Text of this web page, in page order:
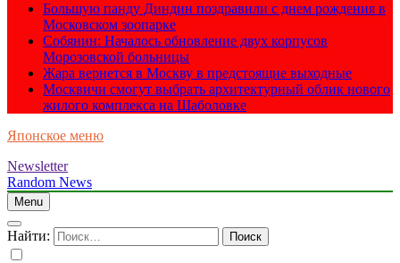
Большую панду Диндин поздравили с днем рождения в
Московском зоопарке
Собянин: Началось обновление двух корпусов
Морозовской больницы
Жара вернется в Москву в предстоящие выходные
Москвичи смогут выбрать архитектурный облик нового
жилого комплекса на Шаболовке
Японское меню
Newsletter
Random News
Menu
Найти: